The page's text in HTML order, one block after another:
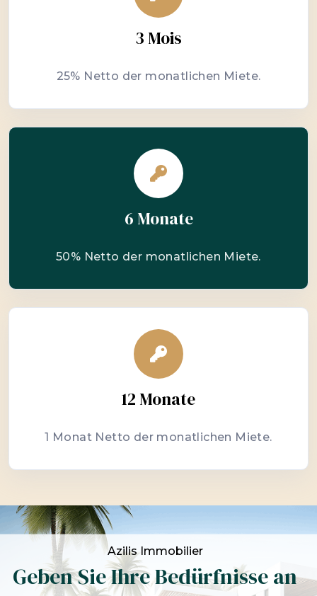
3 Mois
25% Netto der monatlichen Miete.
6 Monate
50% Netto der monatlichen Miete.
12 Monate
1 Monat Netto der monatlichen Miete.
Azilis Immobilier
Geben Sie Ihre Bedürfnisse an